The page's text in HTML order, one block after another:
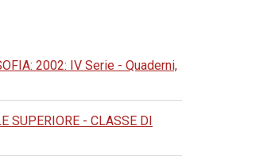
2002: IV Serie - Quaderni,
SUPERIORE - CLASSE DI